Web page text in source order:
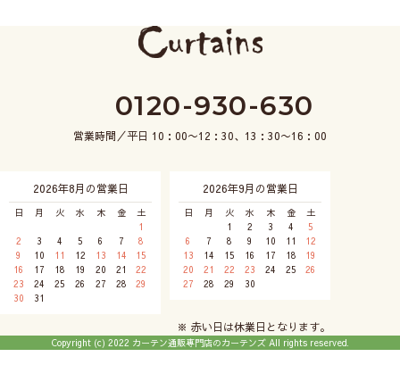
0120-930-630
営業時間／平日 10：00〜12：30、13：30〜16：00
2026年8月の営業日
日 月 火 水 木 金
土
1
2
3 4 5 6 7
8
9
10 11 12 13 14
15
16
17 18 19 20 21
22
23
24 25 26 27 28
29
30
31
2026年9月の営業日
日 月 火 水 木 金
土
1
2 3 4
5
6
7 8 9 10 11
12
13
14 15 16 17 18
19
20
21 22 23 24 25
26
27
28 29 30
※ 赤い日は休業日となります。
Copyright (c) 2022 カーテン通販専門店のカーテンズ All rights reserved.